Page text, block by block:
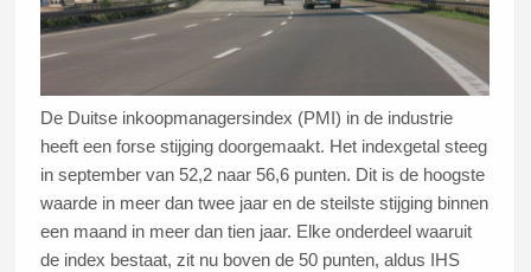
De Duitse inkoopmanagersindex (PMI) in de industrie
heeft een forse stijging doorgemaakt. Het indexgetal steeg
in september van 52,2 naar 56,6 punten. Dit is de hoogste
waarde in meer dan twee jaar en de steilste stijging binnen
een maand in meer dan tien jaar. Elke onderdeel waaruit
de index bestaat, zit nu boven de 50 punten, aldus IHS